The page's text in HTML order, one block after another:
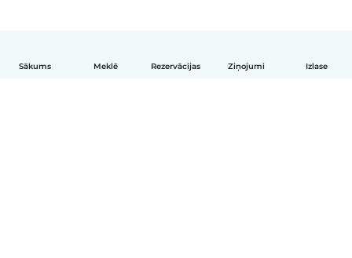
Sākums Meklē Rezervācijas Ziņojumi Izlase